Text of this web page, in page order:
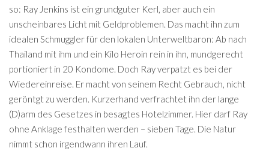
so: Ray Jenkins ist ein grundguter Kerl, aber auch ein
unscheinbares Licht mit Geldproblemen. Das macht ihn zum
idealen Schmuggler für den lokalen Unterweltbaron: Ab nach
Thailand mit ihm und ein Kilo Heroin rein in ihn, mundgerecht
portioniert in 20 Kondome. Doch Ray verpatzt es bei der
Wiedereinreise. Er macht von seinem Recht Gebrauch, nicht
geröntgt zu werden. Kurzerhand verfrachtet ihn der lange
(D)arm des Gesetzes in besagtes Hotelzimmer. Hier darf Ray
ohne Anklage festhalten werden – sieben Tage. Die Natur
nimmt schon irgendwann ihren Lauf.